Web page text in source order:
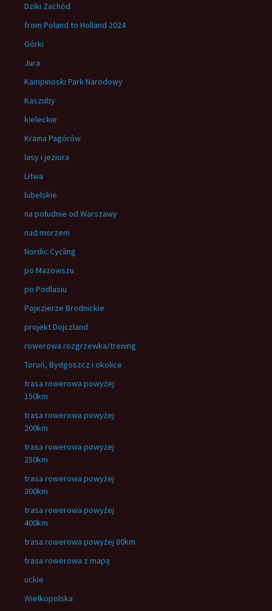
Dziki Zachód
from Poland to Holland 2024
Górki
Jura
Kampinoski Park Narodowy
Kaszuby
kieleckie
Kraina Pagórów
lasy i jeziora
Litwa
lubelskie
na południe od Warszawy
nad morzem
Nordic Cycling
po Mazowszu
po Podlasiu
Pojezierze Brodnickie
projekt Dojczland
rowerowa rozgrzewka/trening
Toruń, Bydgoszcz i okolice
trasa rowerowa powyżej
150km
trasa rowerowa powyżej
200km
trasa rowerowa powyżej
250km
trasa rowerowa powyżej
300km
trasa rowerowa powyżej
400km
trasa rowerowa powyżej 80km
trasa rowerowa z mapą
uckie
Wielkopolska